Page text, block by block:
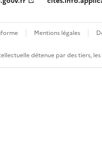
Mentions légales
détenue par des tiers,